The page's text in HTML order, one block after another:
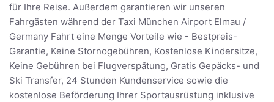
für Ihre Reise. Außerdem garantieren wir unseren
Fahrgästen während der Taxi München Airport Elmau /
Germany Fahrt eine Menge Vorteile wie - Bestpreis-
Garantie, Keine Stornogebühren, Kostenlose Kindersitze,
Keine Gebühren bei Flugverspätung, Gratis Gepäcks- und
Ski Transfer, 24 Stunden Kundenservice sowie die
kostenlose Beförderung Ihrer Sportausrüstung inklusive